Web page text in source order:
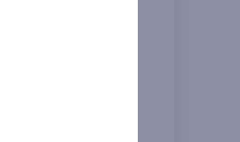
人が入れ替わって